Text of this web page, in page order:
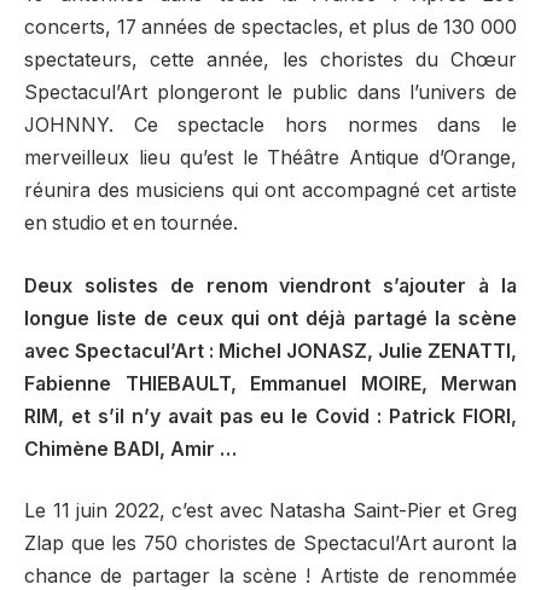
concerts, 17 années de spectacles, et plus de 130 000
spectateurs, cette année, les choristes du Chœur
Spectacul’Art plongeront le public dans l’univers de
JOHNNY. Ce spectacle hors normes dans le
merveilleux lieu qu’est le Théâtre Antique d’Orange,
réunira des musiciens qui ont accompagné cet artiste
en studio et en tournée.
Deux solistes de renom viendront s’ajouter à la
longue liste de ceux qui ont déjà partagé la scène
avec Spectacul’Art : Michel JONASZ, Julie ZENATTI,
Fabienne THIEBAULT, Emmanuel MOIRE, Merwan
RIM, et s’il n’y avait pas eu le Covid : Patrick FIORI,
Chimène BADI, Amir …
Le 11 juin 2022, c’est avec Natasha Saint-Pier et Greg
Zlap que les 750 choristes de Spectacul’Art auront la
chance de partager la scène ! Artiste de renommée